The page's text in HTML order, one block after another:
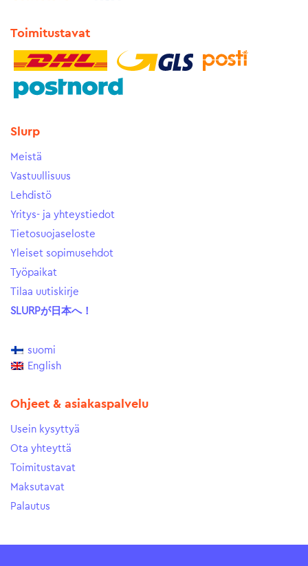
Toimitustavat
Slurp
Meistä
Vastuullisuus
Lehdistö
Yritys- ja yhteystiedot
Tietosuojaseloste
Yleiset sopimusehdot
Työpaikat
Tilaa uutiskirje
SLURPが日本へ！
suomi
English
Ohjeet & asiakaspalvelu
Usein kysyttyä
Ota yhteyttä
Toimitustavat
Maksutavat
Palautus